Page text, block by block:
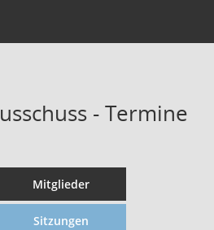
- Termine
Mitglieder
Sitzungen